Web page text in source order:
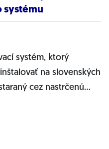
systému
systém, ktorý
na slovenských
cez nastrčenú